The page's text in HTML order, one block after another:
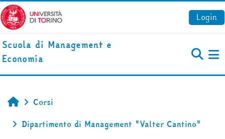
Vai al contenuto principale
Login
Scuola di Management e
Economia
Home
Corsi
Dipartimento di Management "Valter Cantino"